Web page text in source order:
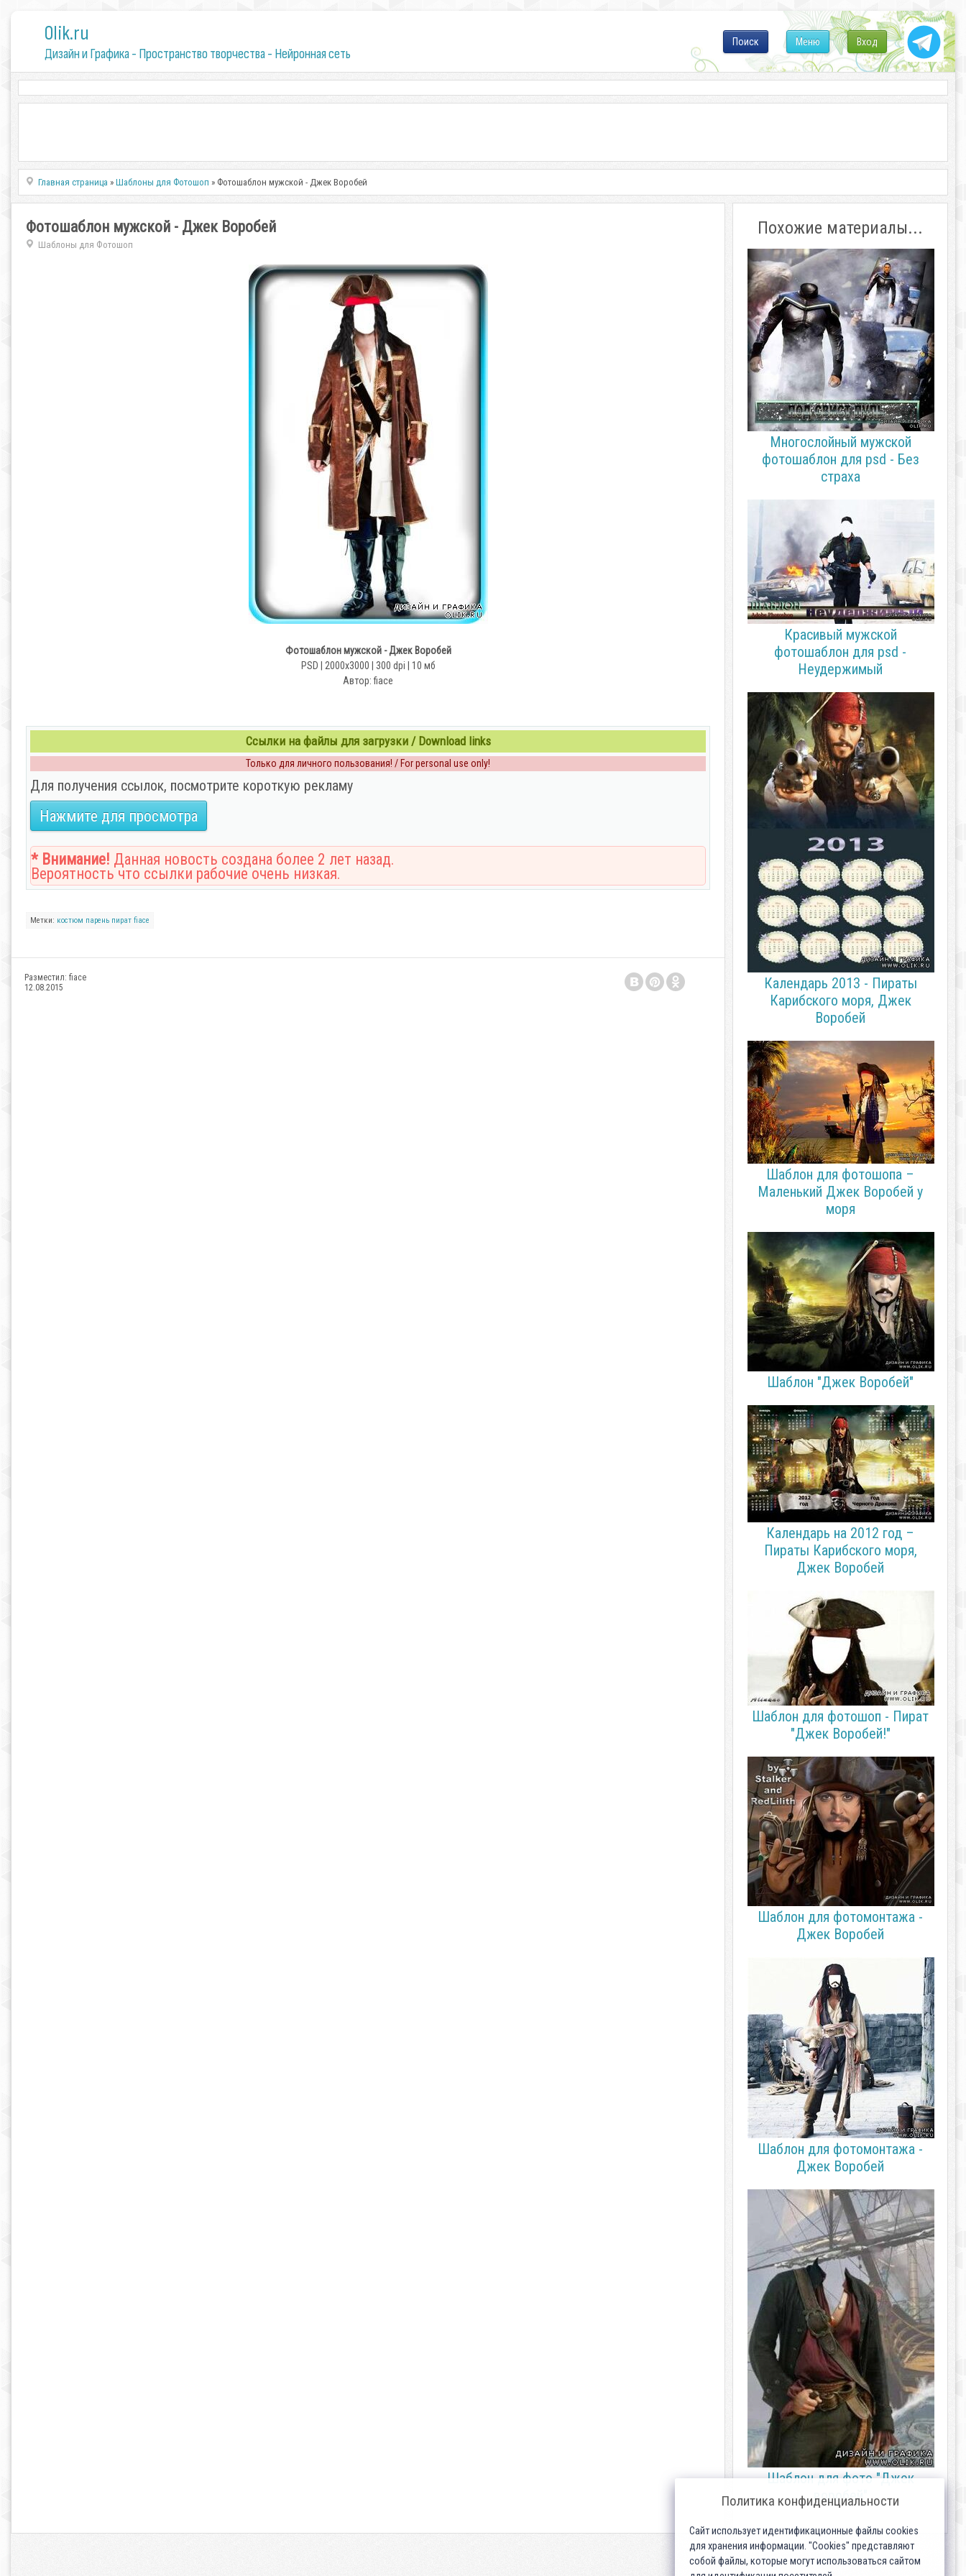
0lik.ru
Дизайн и Графика - Пространство творчества - Нейронная сеть
Вход
Меню
Поиск
Главная страница »Шаблоны для Фотошоп » Фотошаблон мужской - Джек Воробей
Фотошаблон мужской - Джек Воробей
Шаблоны для Фотошоп
Фотошаблон мужской - Джек Воробей
PSD | 2000x3000 | 300 dpi | 10 мб
Автор: fiace
Ссылки на файлы для загрузки / Download links
Только для личного пользования! / For personal use only!
Для получения ссылок, посмотрите короткую рекламу
Нажмите для просмотра
* Внимание! Данная новость создана более 2 лет назад.
Вероятность что ссылки рабочие очень низкая.
Метки: костюм парень пират fiace
Разместил: fiace
12.08.2015
Похожие материалы...
Многослойный мужской
фотошаблон для psd - Без
страха
Красивый мужской
фотошаблон для psd -
Неудержимый
Календарь 2013 - Пираты
Карибского моря, Джек
Воробей
Шаблон для фотошопа –
Маленький Джек Воробей у
моря
Шаблон "Джек Воробей"
Календарь на 2012 год –
Пираты Карибского моря,
Джек Воробей
Шаблон для фотошоп - Пират
"Джек Воробей!"
Шаблон для фотомонтажа -
Джек Воробей
Шаблон для фотомонтажа -
Джек Воробей
Шаблон для фото "Джек
воробей"
Политика конфиденциальности
Сайт использует идентификационные файлы cookies
для хранения информации. "Cookies" представляют
собой файлы, которые могут использоваться сайтом